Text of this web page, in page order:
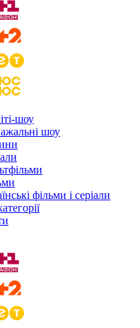
шоу
шоу
фільми і серіали